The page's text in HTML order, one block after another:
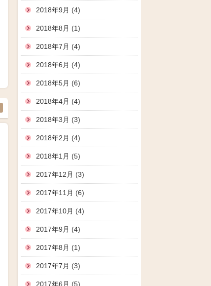
2018年9月 (4)
2018年8月 (1)
2018年7月 (4)
2018年6月 (4)
2018年5月 (6)
2018年4月 (4)
2018年3月 (3)
2018年2月 (4)
2018年1月 (5)
2017年12月 (3)
2017年11月 (6)
2017年10月 (4)
2017年9月 (4)
2017年8月 (1)
2017年7月 (3)
2017年6月 (5)